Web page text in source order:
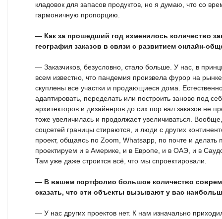
кладовок для запасов продуктов, но я думаю, что со
гармоничную пропорцию.
— Как за прошедший год изменилось количество
география заказов в связи с развитием онлайн-
— Заказчиков, безусловно, стало больше. У нас, в
всем известно, что пандемия произвела фурор на
скуплены все участки и продающиеся дома.
адаптировать, переделать или построить заново под
архитекторов и дизайнеров до сих пор вал заказов не
тоже увеличилась и продолжает увеличиваться.
соцсетей границы стираются, и люди с других
проект, общаясь по Zoom, Whatsapp, по почте и
проектируем и в Америке, и в Европе, и в ОАЭ, и в
Там уже даже строится всё, что мы спроектировали.
— В вашем портфолио большое количество
сказать, что эти объекты вызывают у вас
— У нас других проектов нет. К нам изначально